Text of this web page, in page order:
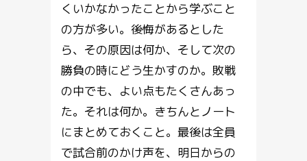
くいかなかったことから学ぶこと
の方が多い。後悔があるとした
ら、その原因は何か、そして次の
勝負の時にどう生かすのか。敗戦
の中でも、よい点もたくさんあっ
た。それは何か。きちんとノート
にまとめておくこと。最後は全員
で試合前のかけ声を、明日からの